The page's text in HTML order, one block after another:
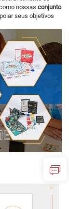
nossas conjunto
seus objetivos